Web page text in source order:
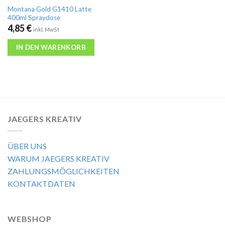
Montana Gold G1410 Latte
400ml Spraydose
4,85€ inkl. MwSt
IN DEN WARENKORB
JAEGERS KREATIV
ÜBER UNS
WARUM JAEGERS KREATIV
ZAHLUNGSMÖGLICHKEITEN
KONTAKTDATEN
WEBSHOP